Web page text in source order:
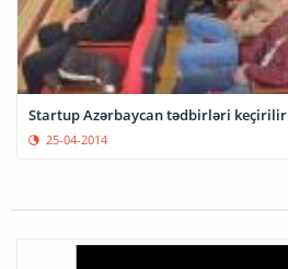
Startup Azərbaycan tədbirləri keçirilir
25-04-2014